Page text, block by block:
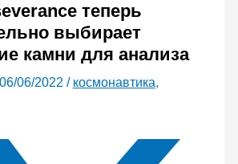
теперь
выбирает
камни для анализа
06/06/2022 / космонавтика,